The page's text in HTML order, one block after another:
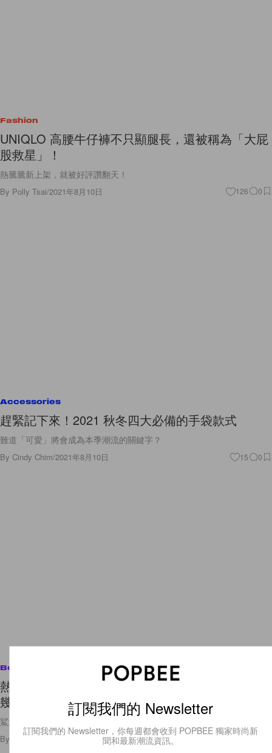
Fashion
UNIQLO 高腰牛仔褲不只顯腿長，還被稱為「大屁
股救星」！
熱騰騰新上架，就被好評讚翻天！
By Polly Tsai/2021年8月10日 126 0
Accessories
趕緊記下來！2021 秋冬四大必備的手袋款式
難道「可愛」將會成為本季潮流的關鍵字？
By Cindy Chim/2021年8月10日 15 0
Beauty
熱得大汗淋漓的日子最適合把頭髮盤起來！教你多
幾款時尚鯊魚夾髮型！
鯊魚夾買起來！！
By Crystal Chan/2021年8月10日 181
訂閱我們的 Newsletter
訂閱我們的 Newsletter，你每週都會收到 POPBEE 獨家時尚新
聞和最新潮流資訊。